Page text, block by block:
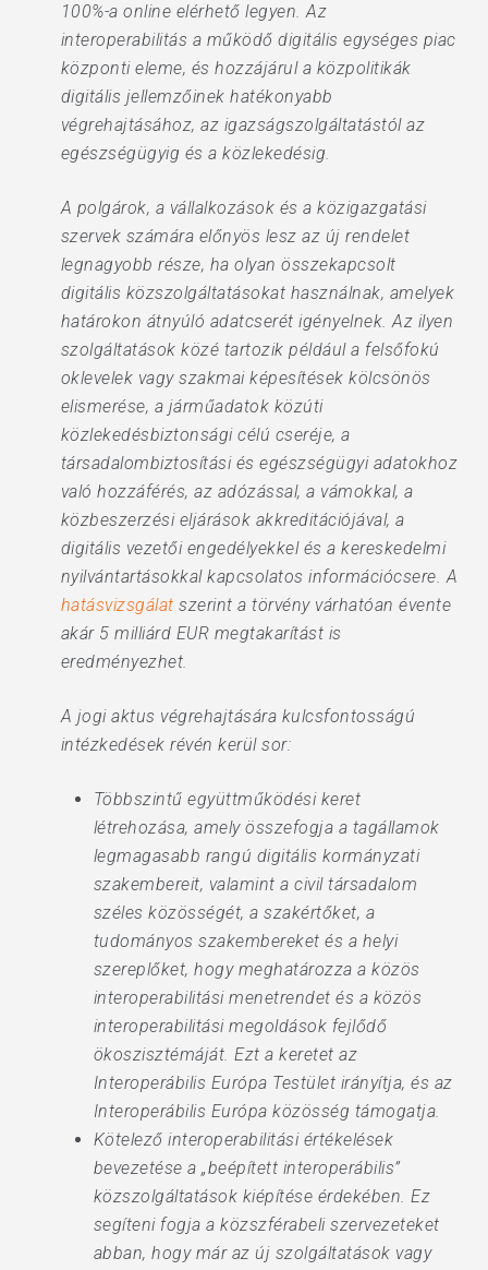
100%-a online elérhető legyen. Az
interoperabilitás a működő digitális egységes piac
központi eleme, és hozzájárul a közpolitikák
digitális jellemzőinek hatékonyabb
végrehajtásához, az igazságszolgáltatástól az
egészségügyig és a közlekedésig.
A polgárok, a vállalkozások és a közigazgatási
szervek számára előnyös lesz az új rendelet
legnagyobb része, ha olyan összekapcsolt
digitális közszolgáltatásokat használnak, amelyek
határokon átnyúló adatcserét igényelnek. Az ilyen
szolgáltatások közé tartozik például a felsőfokú
oklevelek vagy szakmai képesítések kölcsönös
elismerése, a járműadatok közúti
közlekedésbiztonsági célú cseréje, a
társadalombiztosítási és egészségügyi adatokhoz
való hozzáférés, az adózással, a vámokkal, a
közbeszerzési eljárások akkreditációjával, a
digitális vezetői engedélyekkel és a kereskedelmi
nyilvántartásokkal kapcsolatos információcsere. A
hatásvizsgálat szerint a törvény várhatóan évente
akár 5 milliárd EUR megtakarítást is
eredményezhet.
A jogi aktus végrehajtására kulcsfontosságú
intézkedések révén kerül sor:
Többszintű együttműködési keret
létrehozása, amely összefogja a tagállamok
legmagasabb rangú digitális kormányzati
szakembereit, valamint a civil társadalom
széles közösségét, a szakértőket, a
tudományos szakembereket és a helyi
szereplőket, hogy meghatározza a közös
interoperabilitási menetrendet és a közös
interoperabilitási megoldások fejlődő
ökoszisztémáját. Ezt a keretet az
Interoperábilis Európa Testület irányítja, és az
Interoperábilis Európa közösség támogatja.
Kötelező interoperabilitási értékelések
bevezetése a „beépített interoperábilis”
közszolgáltatások kiépítése érdekében. Ez
segíteni fogja a közszférabeli szervezeteket
abban, hogy már az új szolgáltatások vagy